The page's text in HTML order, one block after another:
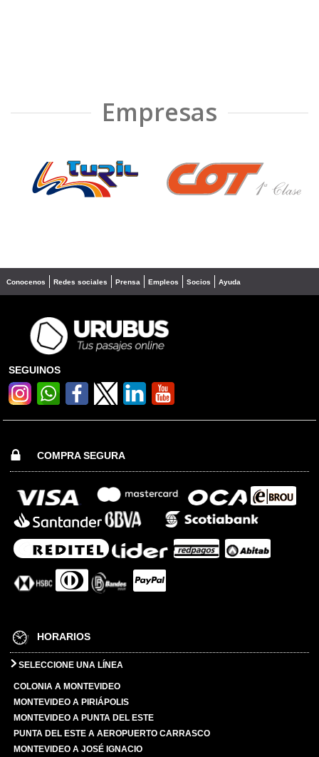
Empresas
❮ ❯
Conocenos Redes sociales Prensa Empleos Socios Ayuda
SEGUINOS
COMPRA SEGURA
HORARIOS
SELECCIONE UNA LÍNEA
COLONIA A MONTEVIDEO
MONTEVIDEO A PIRIÁPOLIS
MONTEVIDEO A PUNTA DEL ESTE
PUNTA DEL ESTE A AEROPUERTO CARRASCO
MONTEVIDEO A JOSÉ IGNACIO